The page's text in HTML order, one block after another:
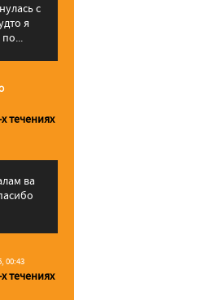
с
я
течениях
00:43
течениях